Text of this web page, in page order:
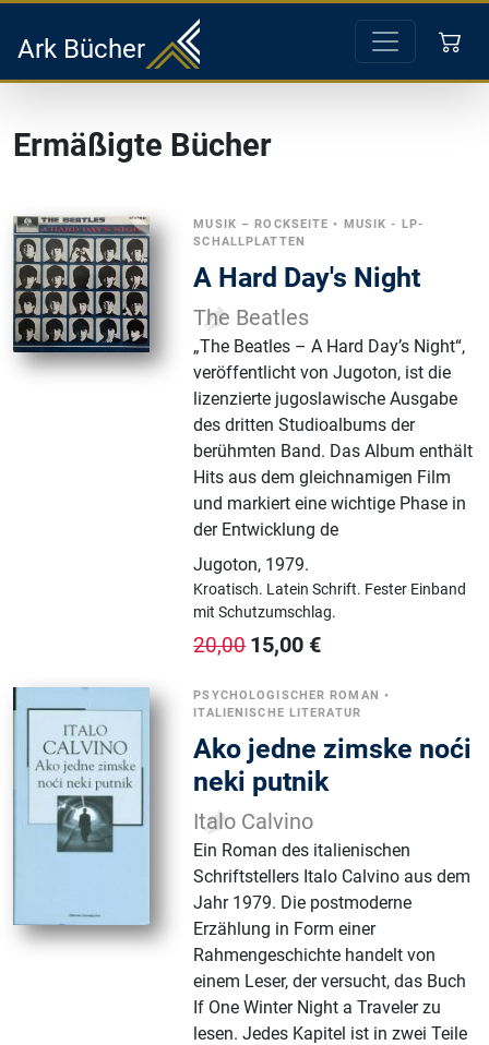
Ark Bücher
Ermäßigte Bücher
MUSIK – ROCKSEITE • MUSIK - LP-
SCHALLPLATTEN
A Hard Day's Night
The Beatles
„The Beatles – A Hard Day’s Night“,
veröffentlicht von Jugoton, ist die
lizenzierte jugoslawische Ausgabe
des dritten Studioalbums der
berühmten Band. Das Album enthält
Hits aus dem gleichnamigen Film
und markiert eine wichtige Phase in
der Entwicklung de
Jugoton, 1979.
Kroatisch. Latein Schrift. Fester Einband
mit Schutzumschlag.
20,00 15,00 €
PSYCHOLOGISCHER ROMAN •
ITALIENISCHE LITERATUR
Ako jedne zimske noći
neki putnik
Italo Calvino
Ein Roman des italienischen
Schriftstellers Italo Calvino aus dem
Jahr 1979. Die postmoderne
Erzählung in Form einer
Rahmengeschichte handelt von
einem Leser, der versucht, das Buch
If One Winter Night a Traveler zu
lesen. Jedes Kapitel ist in zwei Teile